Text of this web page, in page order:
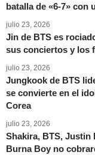
batalla de «6-7» con
julio 23, 2026
Jin de BTS es
sus conciertos y los
julio 23, 2026
Jungkook de BTS
se convierte en el
Corea
julio 23, 2026
Shakira, BTS, Justin
Burna Boy no